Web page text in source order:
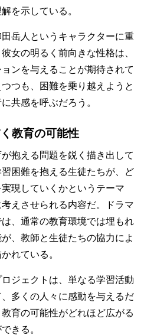
を示している。
岳人というキャラクターに重
女の明るく前向きな性格は、
ンを与えることが期待されて
つも、困難を乗り越えようと
共感を呼ぶだろう。
教育の可能性
抱える問題を鋭く描き出して
困難を抱える生徒たちが、ど
現していくかというテーマ
えさせられる内容だ。ドラマ
、通常の教育環境では埋もれ
、教師と生徒たちの協力によ
れている。
ジェクトは、単なる学習活動
多くの人々に感動を与えるだ
育の可能性がどれほど広がる
きる。